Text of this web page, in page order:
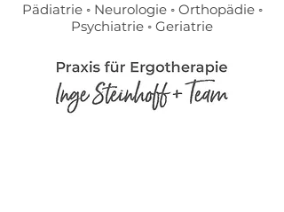
Pädiatrie ◦ Neurologie ◦ Orthopädie ◦
Psychiatrie ◦ Geriatrie